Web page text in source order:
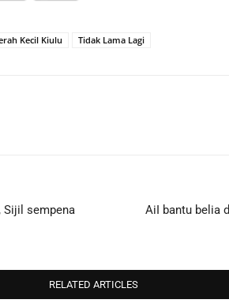
Kecil Kiulu Tidak Lama Lagi
Sijil sempena
AiI bantu belia
RELATED ARTICLES